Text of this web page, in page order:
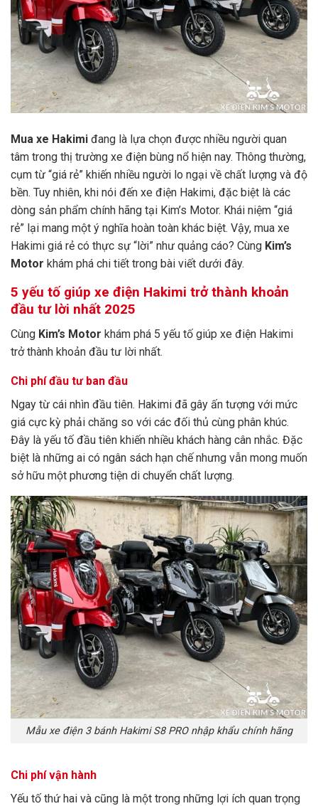
Mua xe Hakimi đang là lựa chọn được nhiều người quan
tâm trong thị trường xe điện bùng nổ hiện nay. Thông thường,
cụm từ “giá rẻ” khiến nhiều người lo ngại về chất lượng và độ
bền. Tuy nhiên, khi nói đến xe điện Hakimi, đặc biệt là các
dòng sản phẩm chính hãng tại Kim’s Motor. Khái niệm “giá
rẻ” lại mang một ý nghĩa hoàn toàn khác biệt. Vậy, mua xe
Hakimi giá rẻ có thực sự “lời” như quảng cáo? Cùng Kim’s
Motor khám phá chi tiết trong bài viết dưới đây.
5 yếu tố giúp xe điện Hakimi trở thành khoản
đầu tư lời nhất 2025
Cùng Kim’s Motor khám phá 5 yếu tố giúp xe điện Hakimi
trở thành khoản đầu tư lời nhất.
Chi phí đầu tư ban đầu
Ngay từ cái nhìn đầu tiên. Hakimi đã gây ấn tượng với mức
giá cực kỳ phải chăng so với các đối thủ cùng phân khúc.
Đây là yếu tố đầu tiên khiến nhiều khách hàng cân nhắc. Đặc
biệt là những ai có ngân sách hạn chế nhưng vẫn mong muốn
sở hữu một phương tiện di chuyển chất lượng.
Mẫu xe điện 3 bánh Hakimi S8 PRO nhập khẩu chính hãng
Chi phí vận hành
Yếu tố thứ hai và cũng là một trong những lợi ích quan trọng